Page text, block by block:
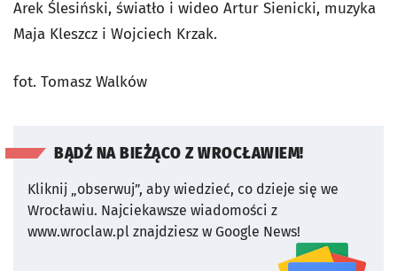
Arek Ślesiński, światło i wideo Artur Sienicki, muzyka
Maja Kleszcz i Wojciech Krzak.
fot. Tomasz Walków
BĄDŹ NA BIEŻĄCO Z WROCŁAWIEM!
Kliknij „obserwuj”, aby wiedzieć, co dzieje się we
Wrocławiu. Najciekawsze wiadomości z
www.wroclaw.pl znajdziesz w Google News!